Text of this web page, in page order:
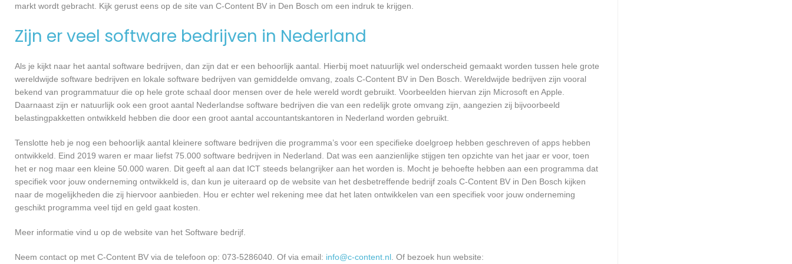
markt wordt gebracht. Kijk gerust eens op de site van C-Content BV in Den Bosch om een indruk te krijgen.
Zijn er veel software bedrijven in Nederland
Als je kijkt naar het aantal software bedrijven, dan zijn dat er een behoorlijk aantal. Hierbij moet natuurlijk wel onderscheid gemaakt worden tussen hele grote
wereldwijde software bedrijven en lokale software bedrijven van gemiddelde omvang, zoals C-Content BV in Den Bosch. Wereldwijde bedrijven zijn vooral
bekend van programmatuur die op hele grote schaal door mensen over de hele wereld wordt gebruikt. Voorbeelden hiervan zijn Microsoft en Apple.
Daarnaast zijn er natuurlijk ook een groot aantal Nederlandse software bedrijven die van een redelijk grote omvang zijn, aangezien zij bijvoorbeeld
belastingpakketten ontwikkeld hebben die door een groot aantal accountantskantoren in Nederland worden gebruikt.
Tenslotte heb je nog een behoorlijk aantal kleinere software bedrijven die programma’s voor een specifieke doelgroep hebben geschreven of apps hebben
ontwikkeld. Eind 2019 waren er maar liefst 75.000 software bedrijven in Nederland. Dat was een aanzienlijke stijgen ten opzichte van het jaar er voor, toen
het er nog maar een kleine 50.000 waren. Dit geeft al aan dat ICT steeds belangrijker aan het worden is. Mocht je behoefte hebben aan een programma dat
specifiek voor jouw onderneming ontwikkeld is, dan kun je uiteraard op de website van het desbetreffende bedrijf zoals C-Content BV in Den Bosch kijken
naar de mogelijkheden die zij hiervoor aanbieden. Hou er echter wel rekening mee dat het laten ontwikkelen van een specifiek voor jouw onderneming
geschikt programma veel tijd en geld gaat kosten.
Meer informatie vind u op de website van het Software bedrijf.
Neem contact op met C-Content BV via de telefoon op: 073-5286040. Of via email: info@c-content.nl . Of bezoek hun website: